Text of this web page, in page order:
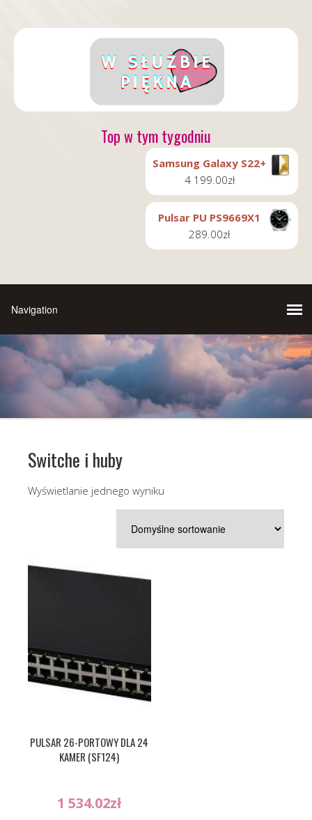
Top w tym tygodniu
Samsung Galaxy S22+
4 199.00zł
Pulsar PU PS9669X1
289.00zł
Switche i huby
Wyświetlanie jednego wyniku
PULSAR 26-PORTOWY DLA 24
KAMER (SF124)
1 534.02zł